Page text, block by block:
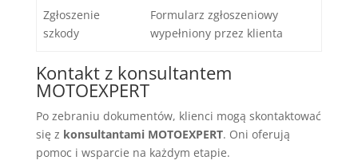
Zgłoszenie
szkody
Formularz zgłoszeniowy
wypełniony przez klienta
Kontakt z konsultantem
MOTOEXPERT
Po zebraniu dokumentów, klienci mogą skontaktować
się z konsultantami MOTOEXPERT. Oni oferują
pomoc i wsparcie na każdym etapie.